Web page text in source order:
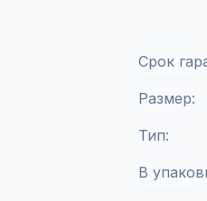
Срок
Размер
Тип
В